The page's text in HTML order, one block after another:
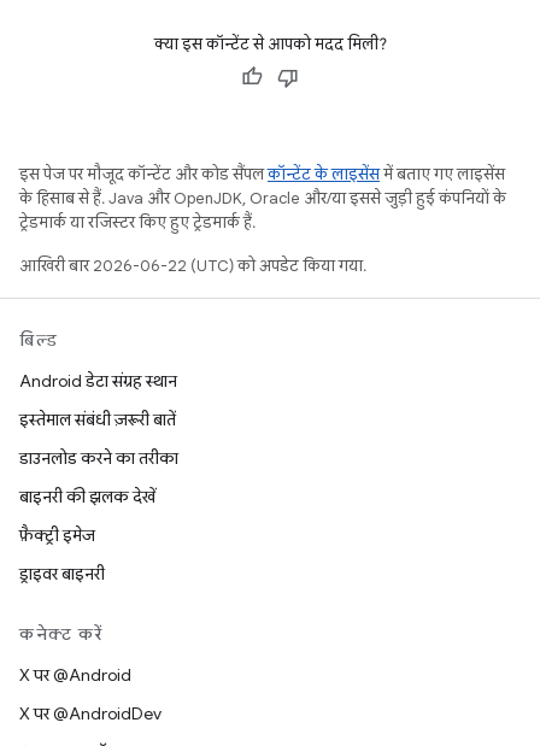
क्या इस कॉन्टेंट से आपको मदद मिली?
इस पेज पर मौजूद कॉन्टेंट और कोड सैंपलकॉन्टेंट के लाइसेंसमें बताए गए लाइसेंस
के हिसाब से हैं. Java और OpenJDK, Oracle और/या इससे जुड़ी हुई कंपनियों के
ट्रेडमार्क या रजिस्टर किए हुए ट्रेडमार्क हैं.
आखिरी बार 2026-06-22 (UTC) को अपडेट किया गया.
बिल्ड
Android डेटा संग्रह स्थान
इस्तेमाल संबंधी ज़रूरी बातें
डाउनलोड करने का तरीका
बाइनरी की झलक देखें
फ़ैक्ट्री इमेज
ड्राइवर बाइनरी
कनेक्ट करें
X पर @Android
X पर @AndroidDev